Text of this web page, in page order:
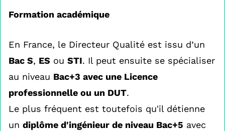
Formation académique
En France, le Directeur Qualité est issu d’un
Bac S, ES ou STI. Il peut ensuite se spécialiser
au niveau Bac+3 avec une Licence
professionnelle ou un DUT.
Le plus fréquent est toutefois qu'il détienne
un diplôme d'ingénieur de niveau Bac+5 avec